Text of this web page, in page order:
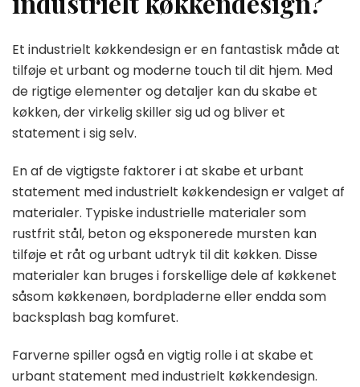
Et industrielt køkkendesign er en fantastisk måde at
tilføje et urbant og moderne touch til dit hjem. Med
de rigtige elementer og detaljer kan du skabe et
køkken, der virkelig skiller sig ud og bliver et
statement i sig selv.
En af de vigtigste faktorer i at skabe et urbant
statement med industrielt køkkendesign er valget af
materialer. Typiske industrielle materialer som
rustfrit stål, beton og eksponerede mursten kan
tilføje et råt og urbant udtryk til dit køkken. Disse
materialer kan bruges i forskellige dele af køkkenet
såsom køkkenøen, bordpladerne eller endda som
backsplash bag komfuret.
Farverne spiller også en vigtig rolle i at skabe et
urbant statement med industrielt køkkendesign.